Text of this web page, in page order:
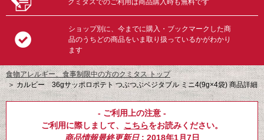
クミタスでのご利用は商品購入時も無料です
ショップ別に、今までに購入・ブックマークした商
品のうちどの商品をいま取り扱っているかがわかり
ます
食物アレルギー、食事制限中の方のクミタス トップ
＞カルビー 36gサッポロポテト つぶつぶベジタブル ミニ4(9g×4袋) 商品詳細
- ご利用上の注意 -
ご利用に際しまして、 こちらをお読みください。
商品情報最終更新日: 2018年1月7日